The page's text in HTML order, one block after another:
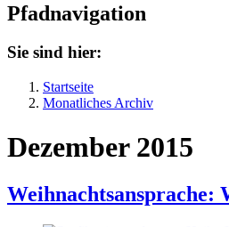
Pfadnavigation
Sie sind hier:
Startseite
Monatliches Archiv
Dezember 2015
Weihnachtsansprache: